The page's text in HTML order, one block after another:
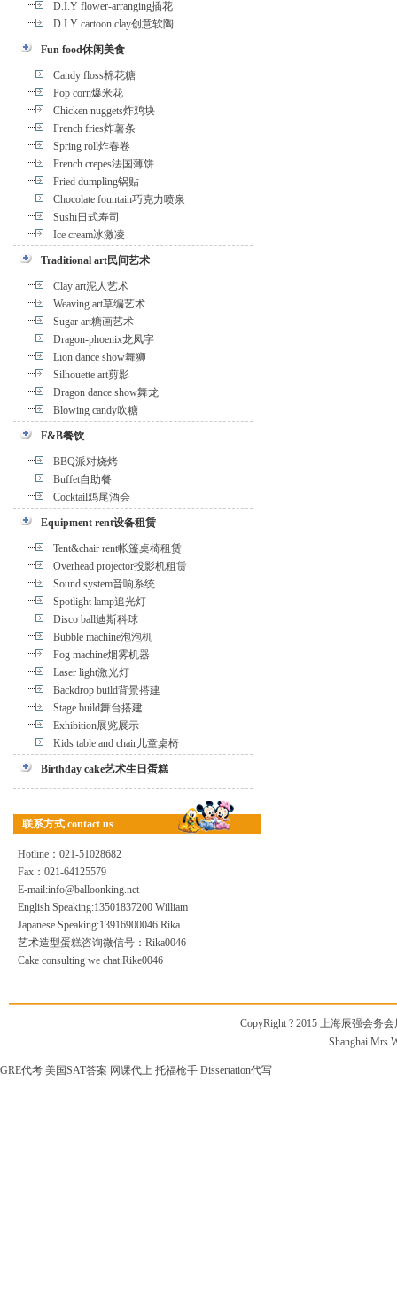
D.I.Y flower-arranging插花
D.I.Y cartoon clay创意软陶
Fun food休闲美食
Candy floss棉花糖
Pop corn爆米花
Chicken nuggets炸鸡块
French fries炸薯条
Spring roll炸春卷
French crepes法国薄饼
Fried dumpling锅贴
Chocolate fountain巧克力喷泉
Sushi日式寿司
Ice cream冰激凌
Traditional art民间艺术
Clay art泥人艺术
Weaving art草编艺术
Sugar art糖画艺术
Dragon-phoenix龙凤字
Lion dance show舞狮
Silhouette art剪影
Dragon dance show舞龙
Blowing candy吹糖
F&B餐饮
BBQ派对烧烤
Buffet自助餐
Cocktail鸡尾酒会
Equipment rent设备租赁
Tent&chair rent帐篷桌椅租赁
Overhead projector投影机租赁
Sound system音响系统
Spotlight lamp追光灯
Disco ball迪斯科球
Bubble machine泡泡机
Fog machine烟雾机器
Laser light激光灯
Backdrop build背景搭建
Stage build舞台搭建
Exhibition展览展示
Kids table and chair儿童桌椅
Birthday cake艺术生日蛋糕
联系方式 contact us
Hotline：021-51028682
Fax：021-64125579
E-mail:info@balloonking.net
English Speaking:13501837200 William
Japanese Speaking:13916900046 Rika
艺术造型蛋糕咨询微信号：Rika0046
Cake consulting we chat:Rike0046
CopyRight ? 2015 上海辰强会务
Shanghai
GRE代考 美国SAT答案 网课代上 托福枪手 Dissertation代写